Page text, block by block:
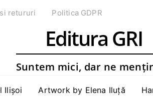
retururi Politica GDPR
Editura GRI
Suntem mici, dar ne
Ilișoi Artwork by Elena Iluță